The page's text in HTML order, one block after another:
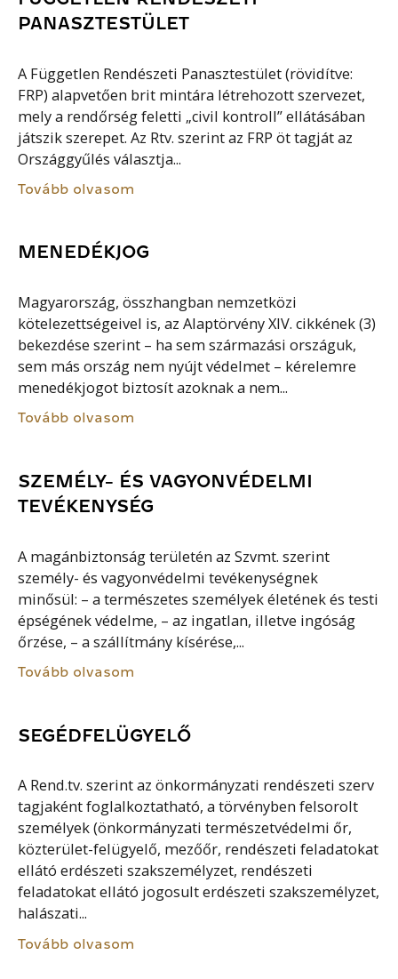
PANASZTESTÜLET
A Független Rendészeti Panasztestület (rövidítve:
FRP) alapvetően brit mintára létrehozott szervezet,
mely a rendőrség feletti „civil kontroll” ellátásában
játszik szerepet. Az Rtv. szerint az FRP öt tagját az
Országgyűlés választja...
Tovább olvasom
MENEDÉKJOG
Magyarország, összhangban nemzetközi
kötelezettségeivel is, az Alaptörvény XIV. cikkének (3)
bekezdése szerint – ha sem származási országuk,
sem más ország nem nyújt védelmet – kérelemre
menedékjogot biztosít azoknak a nem...
Tovább olvasom
SZEMÉLY- ÉS VAGYONVÉDELMI
TEVÉKENYSÉG
A magánbiztonság területén az Szvmt. szerint
személy- és vagyonvédelmi tevékenységnek
minősül: – a természetes személyek életének és testi
épségének védelme, – az ingatlan, illetve ingóság
őrzése, – a szállítmány kísérése,...
Tovább olvasom
SEGÉDFELÜGYELŐ
A Rend.tv. szerint az önkormányzati rendészeti szerv
tagjaként foglalkoztatható, a törvényben felsorolt
személyek (önkormányzati természetvédelmi őr,
közterület-felügyelő, mezőőr, rendészeti feladatokat
ellátó erdészeti szakszemélyzet, rendészeti
feladatokat ellátó jogosult erdészeti szakszemélyzet,
halászati...
Tovább olvasom